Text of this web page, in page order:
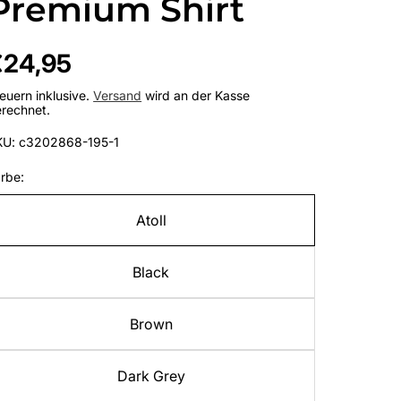
Shirt
inklusive.Versand wird an der Kasse
c3202868-195-1
Atoll
Black
Brown
Dark Grey